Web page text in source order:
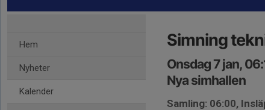
Hem
Nyheter
Kalender
Simning
Onsdag 7 jan,
Nya simhallen
Samling: 06:00,